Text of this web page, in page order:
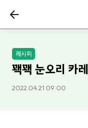
레시피
꽥꽥 눈오리 카레
2022.04.21 09:00